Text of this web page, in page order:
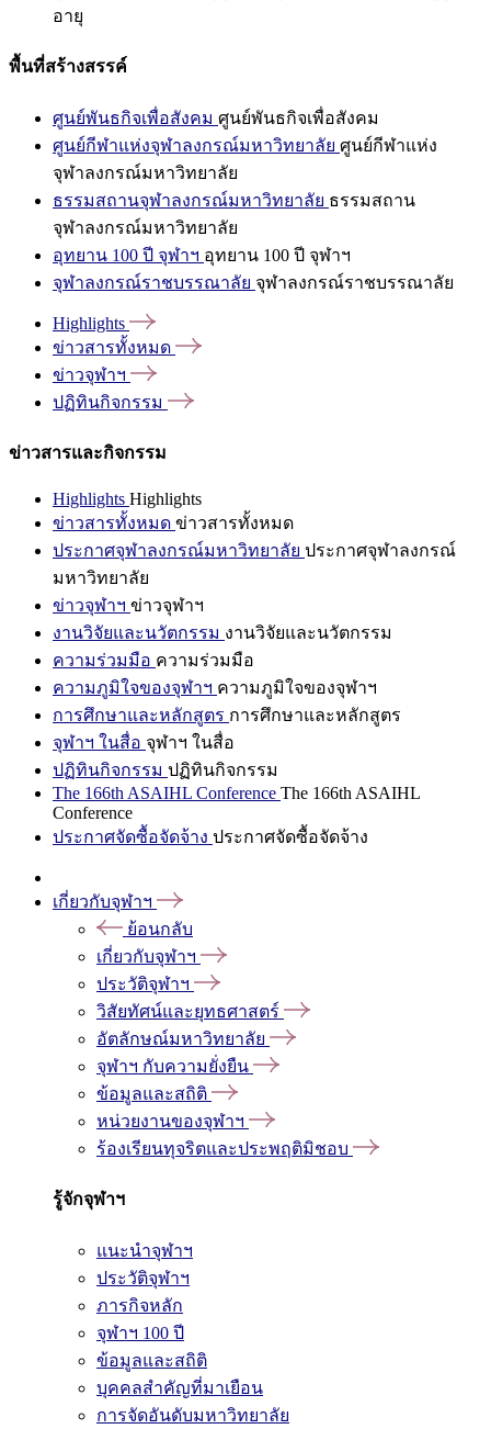
อายุ
พื้นที่สร้างสรรค์
ศูนย์พันธกิจเพื่อสังคม ศูนย์พันธกิจเพื่อสังคม
ศูนย์กีฬาแห่งจุฬาลงกรณ์มหาวิทยาลัย ศูนย์กีฬาแห่ง
จุฬาลงกรณ์มหาวิทยาลัย
ธรรมสถานจุฬาลงกรณ์มหาวิทยาลัย ธรรมสถาน
จุฬาลงกรณ์มหาวิทยาลัย
อุทยาน 100 ปี จุฬาฯ อุทยาน 100 ปี จุฬาฯ
จุฬาลงกรณ์ราชบรรณาลัย จุฬาลงกรณ์ราชบรรณาลัย
Highlights
ข่าวสารทั้งหมด
ข่าวจุฬาฯ
ปฏิทินกิจกรรม
ข่าวสารและกิจกรรม
Highlights Highlights
ข่าวสารทั้งหมด ข่าวสารทั้งหมด
ประกาศจุฬาลงกรณ์มหาวิทยาลัย ประกาศจุฬาลงกรณ์
มหาวิทยาลัย
ข่าวจุฬาฯ ข่าวจุฬาฯ
งานวิจัยและนวัตกรรม งานวิจัยและนวัตกรรม
ความร่วมมือ ความร่วมมือ
ความภูมิใจของจุฬาฯ ความภูมิใจของจุฬาฯ
การศึกษาและหลักสูตร การศึกษาและหลักสูตร
จุฬาฯ ในสื่อ จุฬาฯ ในสื่อ
ปฏิทินกิจกรรม ปฏิทินกิจกรรม
The 166th ASAIHL Conference The 166th ASAIHL
Conference
ประกาศจัดซื้อจัดจ้าง ประกาศจัดซื้อจัดจ้าง
เกี่ยวกับจุฬาฯ
ย้อนกลับ
เกี่ยวกับจุฬาฯ
ประวัติจุฬาฯ
วิสัยทัศน์และยุทธศาสตร์
อัตลักษณ์มหาวิทยาลัย
จุฬาฯ กับความยั่งยืน
ข้อมูลและสถิติ
หน่วยงานของจุฬาฯ
ร้องเรียนทุจริตและประพฤติมิชอบ
รู้จักจุฬาฯ
แนะนำจุฬาฯ
ประวัติจุฬาฯ
ภารกิจหลัก
จุฬาฯ 100 ปี
ข้อมูลและสถิติ
บุคคลสำคัญที่มาเยือน
การจัดอันดับมหาวิทยาลัย